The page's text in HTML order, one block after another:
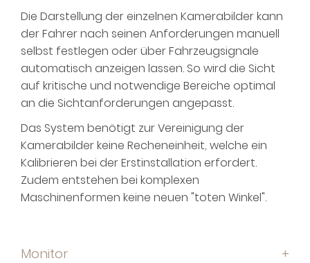
Die Darstellung der einzelnen Kamerabilder kann
der Fahrer nach seinen Anforderungen manuell
selbst festlegen oder über Fahrzeugsignale
automatisch anzeigen lassen. So wird die Sicht
auf kritische und notwendige Bereiche optimal
an die Sichtanforderungen angepasst.
Das System benötigt zur Vereinigung der
Kamerabilder keine Recheneinheit, welche ein
Kalibrieren bei der Erstinstallation erfordert.
Zudem entstehen bei komplexen
Maschinenformen keine neuen "toten Winkel".
Monitor +